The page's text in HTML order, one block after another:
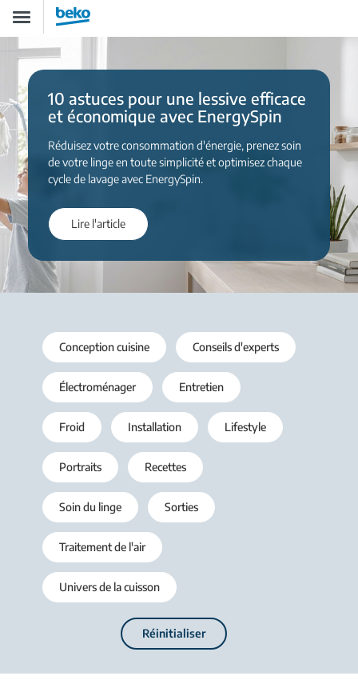
contenu
principal
Toggle
navigation
10 astuces pour une lessive efficace
et économique avec EnergySpin
Réduisez votre consommation d'énergie, prenez soin
de votre linge en toute simplicité et optimisez chaque
cycle de lavage avec EnergySpin.
Lire l'article
Conception cuisine Conseils d'experts
Électroménager Entretien
Froid Installation Lifestyle
Portraits Recettes
Soin du linge Sorties
Traitement de l'air
Univers de la cuisson
Réinitialiser